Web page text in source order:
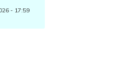
- 17:59